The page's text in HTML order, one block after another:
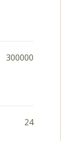
300000
24